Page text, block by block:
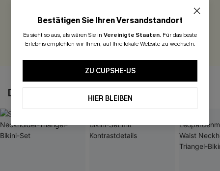
300 Punkte für Ihre Bewertung!
BEWERTEN
DAS KÖNNTE IHNEN AUCH GEFALLEN
Bestätigen Sie Ihren Versandstandort
Es sieht so aus, als wären Sie in Vereinigte Staaten. Für das beste
Erlebnis empfehlen wir Ihnen, auf Ihre lokale Website zu wechseln.
ZU CUPSHE-US
HIER BLEIBEN